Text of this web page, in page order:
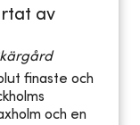
av
finaste och
och en